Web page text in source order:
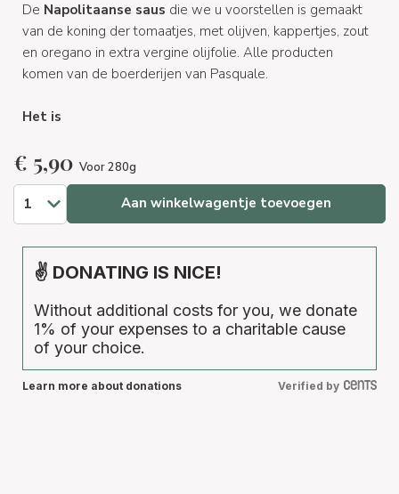
De Napolitaanse saus die we u voorstellen is gemaakt
van de koning der tomaatjes, met olijven, kappertjes, zout
en oregano in extra vergine olijfolie. Alle producten
komen van de boerderijen van Pasquale.
Het is
€ 5,90 Voor 280g
Aan winkelwagentje toevoegen
✌ DONATING IS NICE!
Without additional costs for you, we donate
1% of your expenses to a charitable cause
of your choice.
Learn more about donations Verified by